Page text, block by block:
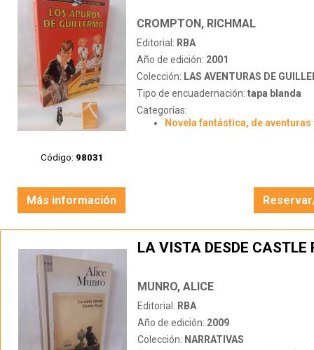
Código: 98031
CROMPTON, RICHMAL
Editorial: RBA
Año de edición: 2001
Colección: LAS AVENTURAS DE
Tipo de encuadernación: tapa blanda
Categorías:
Novela fantástica, de aventuras
Más información
LA VISTA DESDE CASTLE
MUNRO, ALICE
Editorial: RBA
Año de edición: 2009
Colección: NARRATIVAS